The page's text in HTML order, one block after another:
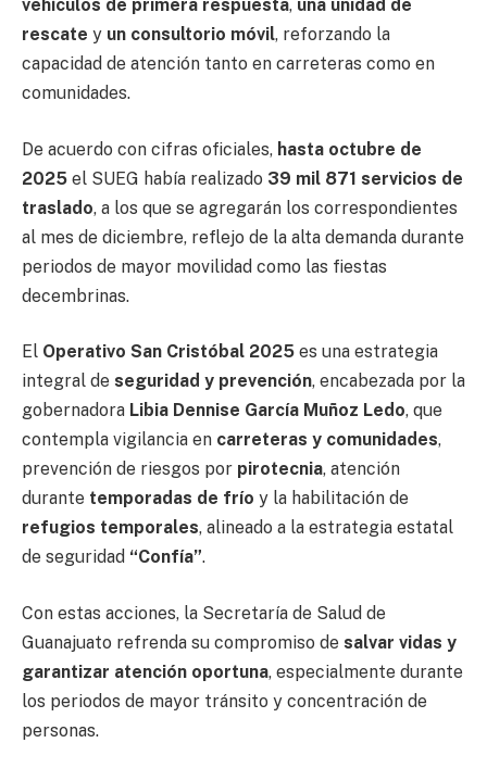
vehículos de primera respuesta, una unidad de
rescate y un consultorio móvil, reforzando la
capacidad de atención tanto en carreteras como en
comunidades.
De acuerdo con cifras oficiales, hasta octubre de
2025 el SUEG había realizado 39 mil 871 servicios de
traslado, a los que se agregarán los correspondientes
al mes de diciembre, reflejo de la alta demanda durante
periodos de mayor movilidad como las fiestas
decembrinas.
El Operativo San Cristóbal 2025 es una estrategia
integral de seguridad y prevención, encabezada por la
gobernadora Libia Dennise García Muñoz Ledo, que
contempla vigilancia en carreteras y comunidades,
prevención de riesgos por pirotecnia, atención
durante temporadas de frío y la habilitación de
refugios temporales, alineado a la estrategia estatal
de seguridad “Confía”.
Con estas acciones, la Secretaría de Salud de
Guanajuato refrenda su compromiso de salvar vidas y
garantizar atención oportuna, especialmente durante
los periodos de mayor tránsito y concentración de
personas.